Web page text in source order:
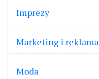
Imprezy
Marketing i reklama
Moda